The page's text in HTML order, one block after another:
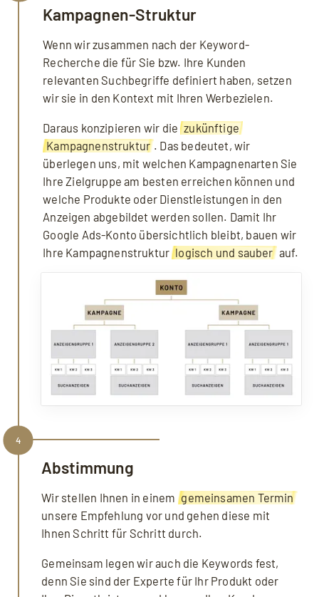
Kampagnen-Struktur
Wenn wir zusammen nach der Keyword-
Recherche die für Sie bzw. Ihre Kunden
relevanten Suchbegriffe definiert haben, setzen
wir sie in den Kontext mit Ihren Werbezielen.
Daraus konzipieren wir die zukünftige
Kampagnenstruktur . Das bedeutet, wir
überlegen uns, mit welchen Kampagnenarten Sie
Ihre Zielgruppe am besten erreichen können und
welche Produkte oder Dienstleistungen in den
Anzeigen abgebildet werden sollen. Damit Ihr
Google Ads-Konto übersichtlich bleibt, bauen wir
Ihre Kampagnenstruktur logisch und sauber auf.
Abstimmung
Wir stellen Ihnen in einem gemeinsamen Termin
unsere Empfehlung vor und gehen diese mit
Ihnen Schritt für Schritt durch.
Gemeinsam legen wir auch die Keywords fest,
denn Sie sind der Experte für Ihr Produkt oder
4